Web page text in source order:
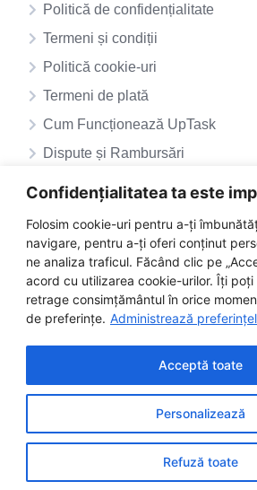
Confidențialitatea ta este
Folosim cookie-uri pentru a-ți
navigare, pentru a-ți oferi conținut
ne analiza traficul. Făcând clic pe
acord cu utilizarea cookie-urilor. Îți poți
retrage consimțământul în orice
de preferințe. Administrează
Personalizează
Refuză toate
Acceptă toate
Politică de confidențialitate
Termeni și condiții
Politică cookie-uri
Termeni de plată
Cum Funcționează UpTask
Dispute și Rambursări
©2025 uptask.ro | Toate
Instagram